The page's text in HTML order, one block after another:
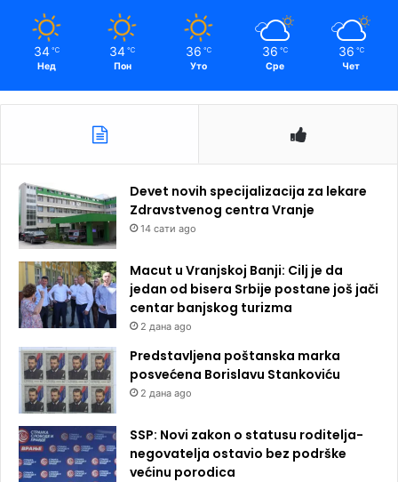
34 ℃
Нед
34 ℃
Пон
36 ℃
Уто
36 ℃
Сре
36 ℃
Чет
Devet novih specijalizacija za lekare
Zdravstvenog centra Vranje
14 сати ago
Macut u Vranjskoj Banji: Cilj je da
jedan od bisera Srbije postane još jači
centar banjskog turizma
2 дана ago
Predstavljena poštanska marka
posvećena Borislavu Stankoviću
2 дана ago
SSP: Novi zakon o statusu roditelja-
negovatelja ostavio bez podrške
većinu porodica